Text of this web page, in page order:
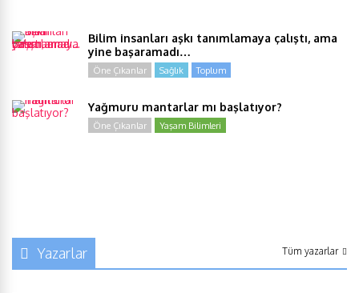
Bilim insanları aşkı tanımlamaya çalıştı, ama
yine başaramadı…
Öne Çıkanlar Sağlık Toplum
Yağmuru mantarlar mı başlatıyor?
Öne Çıkanlar Yaşam Bilimleri
Yazarlar Tüm yazarlar